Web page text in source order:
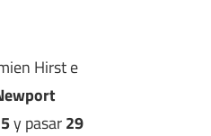
Hirst e
y pasar29